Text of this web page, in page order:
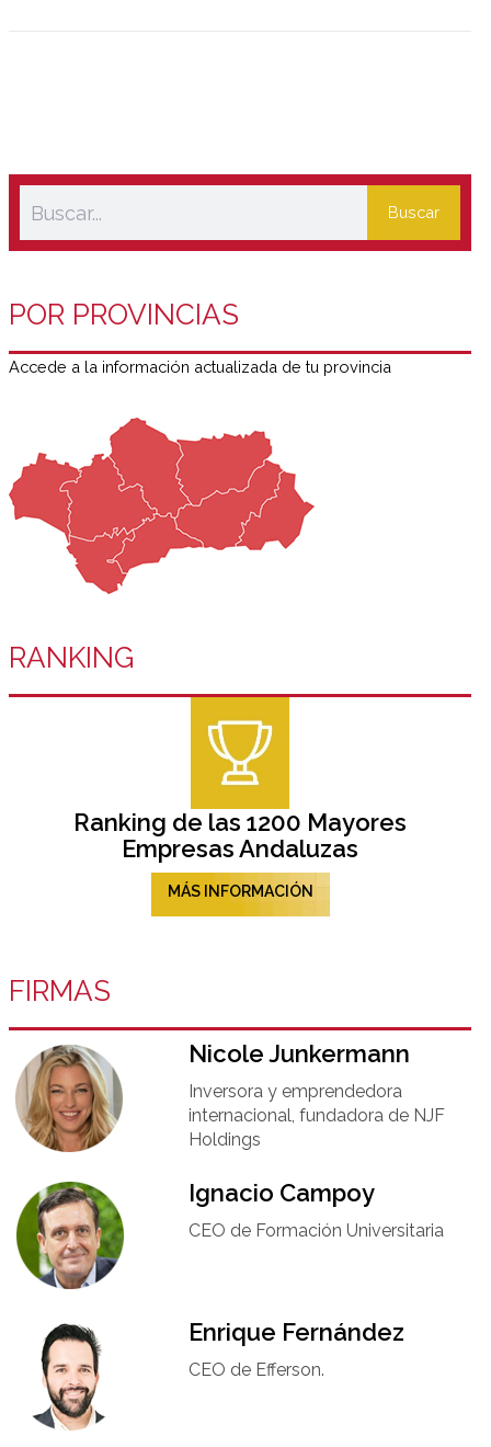
Buscar
POR PROVINCIAS
Accede a la información actualizada de tu provincia
RANKING
Ranking de las 1200 Mayores
Empresas Andaluzas
MÁS INFORMACIÓN
FIRMAS
Nicole Junkermann​
Inversora y emprendedora
internacional, fundadora de NJF
Holdings
Ignacio Campoy​
CEO de Formación Universitaria​
Enrique Fernández
CEO de Efferson.